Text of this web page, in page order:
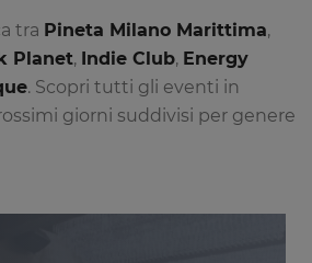
tra Pineta Milano Marittima,
Planet, Indie Club, Energy
. Scopri tutti gli eventi in
giorni suddivisi per genere